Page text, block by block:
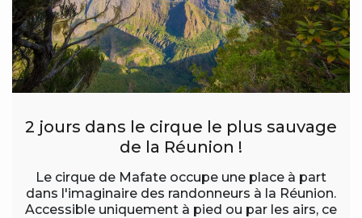
2 jours dans le cirque le plus sauvage
de la Réunion !
Le cirque de Mafate occupe une place à part
dans l'imaginaire des randonneurs à la Réunion.
Accessible uniquement à pied ou par les airs, ce